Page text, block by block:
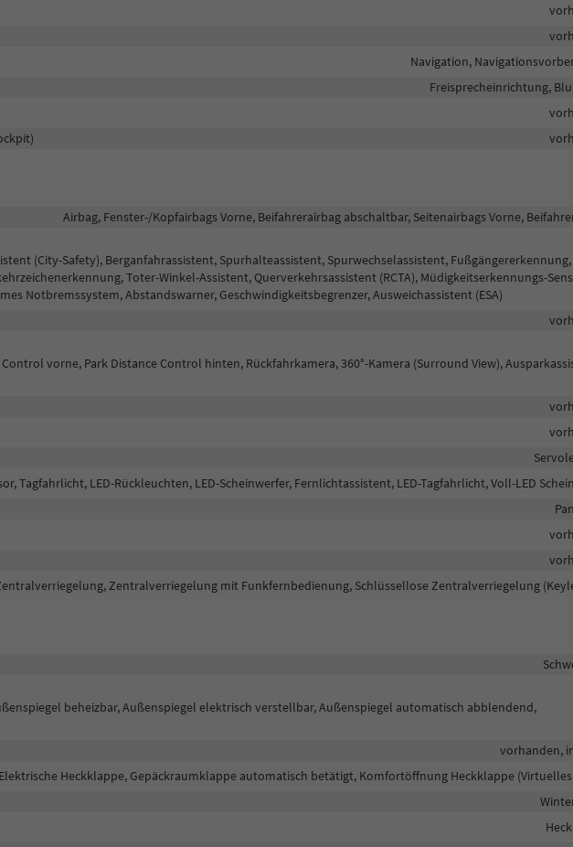
Navigation,
Freisprecheinrichtung,
Airbag, Fenster-/Kopfairbags Vorne, Beifahrerairbag abschaltbar, Seitenairbags Vorne,
(City-Safety), Berganfahrassistent, Spurhalteassistent, Spurwechselassistent, Fußgängererkennung,
Toter-Winkel-Assistent, Querverkehrsassistent (RCTA), Müdigkeitserkennungs-
Notbremssystem, Abstandswarner, Geschwindigkeitsbegrenzer, Ausweichassistent (ESA)
vorne, Park Distance Control hinten, Rückfahrkamera, 360°-Kamera (Surround View),
Tagfahrlicht, LED-Rückleuchten, LED-Scheinwerfer, Fernlichtassistent, LED-Tagfahrlicht, Voll-LED
Zentralverriegelung mit Funkfernbedienung, Schlüssellose Zentralverriegelung
beheizbar, Außenspiegel elektrisch verstellbar, Außenspiegel automatisch abblendend,
vorhanden,
Elektrische Heckklappe, Gepäckraumklappe automatisch betätigt, Komfortöffnung Heckklappe